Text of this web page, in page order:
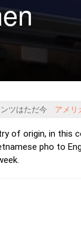
ツはただ今 アメリ
of origin, in this
pho to